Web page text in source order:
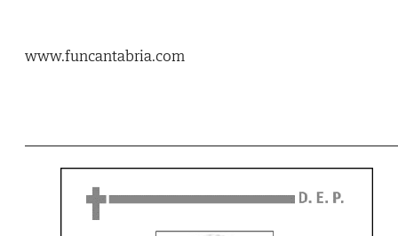
www.funcantabria.com